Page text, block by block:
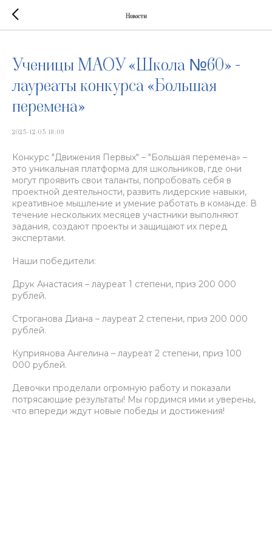
Новости
Ученицы МАОУ «Школа №60» -
лауреаты конкурса «Большая
перемена»
2025-12-05 18:09
Конкурс "Движения Первых" – "Большая перемена» –
это уникальная платформа для школьников, где они
могут проявить свои таланты, попробовать себя в
проектной деятельности, развить лидерские навыки,
креативное мышление и умение работать в команде. В
течение нескольких месяцев участники выполняют
задания, создают проекты и защищают их перед
экспертами.
Наши победители:
Друк Анастасия – лауреат 1 степени, приз 200 000
рублей.
Строганова Диана – лауреат 2 степени, приз 200 000
рублей.
Куприянова Ангелина – лауреат 2 степени, приз 100
000 рублей.
Девочки проделали огромную работу и показали
потрясающие результаты! Мы гордимся ими и уверены,
что впереди ждут новые победы и достижения!